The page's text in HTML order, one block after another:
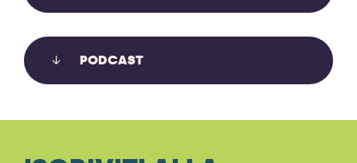
CONFERENZA FINALE
PODCAST